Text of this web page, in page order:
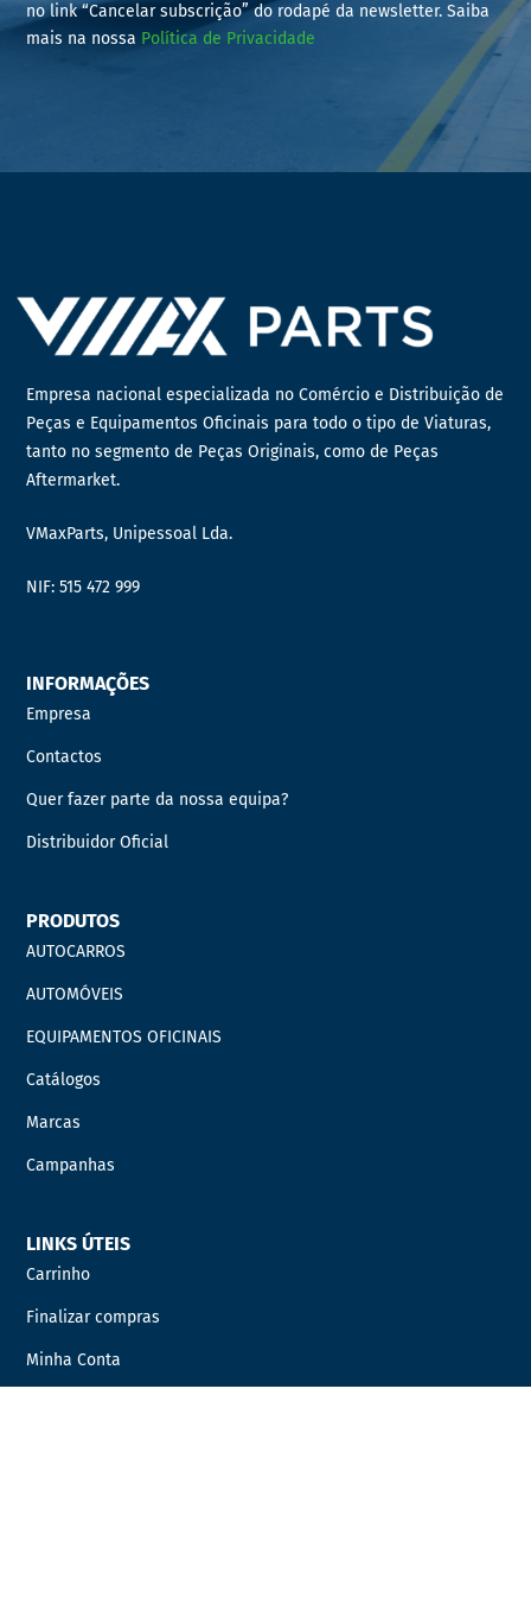
no link “Cancelar subscrição” do rodapé da newsletter. Saiba
mais na nossa Política de Privacidade
Empresa nacional especializada no Comércio e Distribuição de
Peças e Equipamentos Oficinais para todo o tipo de Viaturas,
tanto no segmento de Peças Originais, como de Peças
Aftermarket.
VMaxParts, Unipessoal Lda.
NIF: 515 472 999
INFORMAÇÕES
Empresa
Contactos
Quer fazer parte da nossa equipa?
Distribuidor Oficial
PRODUTOS
AUTOCARROS
AUTOMÓVEIS
EQUIPAMENTOS OFICINAIS
Catálogos
Marcas
Campanhas
LINKS ÚTEIS
Carrinho
Finalizar compras
Minha Conta